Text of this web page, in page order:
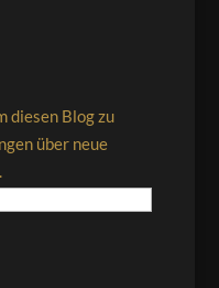
diesen Blog zu
über neue